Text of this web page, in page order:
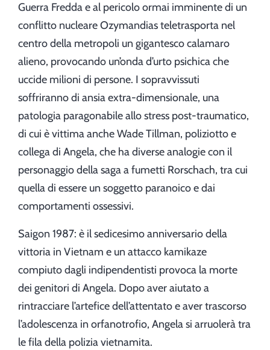
Guerra Fredda e al pericolo ormai imminente di un
conflitto nucleare Ozymandias teletrasporta nel
centro della metropoli un gigantesco calamaro
alieno, provocando un’onda d’urto psichica che
uccide milioni di persone. I sopravvissuti
soffriranno di ansia extra-dimensionale, una
patologia paragonabile allo stress post-traumatico,
di cui è vittima anche Wade Tillman, poliziotto e
collega di Angela, che ha diverse analogie con il
personaggio della saga a fumetti Rorschach, tra cui
quella di essere un soggetto paranoico e dai
comportamenti ossessivi.
Saigon 1987: è il sedicesimo anniversario della
vittoria in Vietnam e un attacco kamikaze
compiuto dagli indipendentisti provoca la morte
dei genitori di Angela. Dopo aver aiutato a
rintracciare l’artefice dell’attentato e aver trascorso
l’adolescenza in orfanotrofio, Angela si arruolerà tra
le fila della polizia vietnamita.